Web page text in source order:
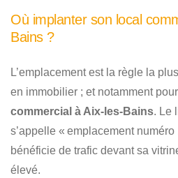
Où implanter son local
Bains ?
L’emplacement est la règle la
en immobilier ; et notamment
commercial à Aix-les-Bains. Le
s’appelle « emplacement
bénéficie de trafic devant sa
élevé.